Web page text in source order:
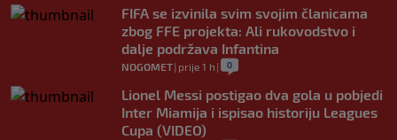
FIFA se izvinila svim svojim članicama
zbog FFE projekta: Ali rukovodstvo i
dalje podržava Infantina
NOGOMET| prije 1 h | 0
Lionel Messi postigao dva gola u pobjedi
Inter Miamija i ispisao historiju Leagues
Cupa (VIDEO)